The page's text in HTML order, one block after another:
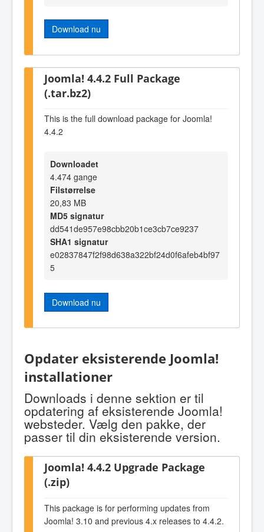
Download nu
Joomla! 4.4.2 Full Package
(.tar.bz2)
This is the full download package for Joomla!
4.4.2
Downloadet
4.474 gange
Filstørrelse
20,83 MB
MD5 signatur
dd541de957e98cbb20b1ce3cb7ce9237
SHA1 signatur
e02837847f2f98d638a322bf24d0f6afeb4bf97
5
Download nu
Opdater eksisterende Joomla!
installationer
Downloads i denne sektion er til
opdatering af eksisterende Joomla!
websteder. Vælg den pakke, der
passer til din eksisterende version.
Joomla! 4.4.2 Upgrade Package
(.zip)
This package is for performing updates from
Joomla! 3.10 and previous 4.x releases to 4.4.2.